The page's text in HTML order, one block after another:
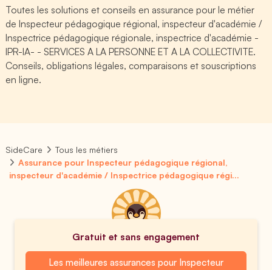
Toutes les solutions et conseils en assurance pour le métier
de Inspecteur pédagogique régional, inspecteur d'académie /
Inspectrice pédagogique régionale, inspectrice d'académie -
IPR-IA- - SERVICES A LA PERSONNE ET A LA COLLECTIVITE.
Conseils, obligations légales, comparaisons et souscriptions
en ligne.
SideCare
Tous les métiers
Assurance pour Inspecteur pédagogique régional,
inspecteur d'académie / Inspectrice pédagogique régi...
Gratuit et sans engagement
Les meilleures assurances pour Inspecteur